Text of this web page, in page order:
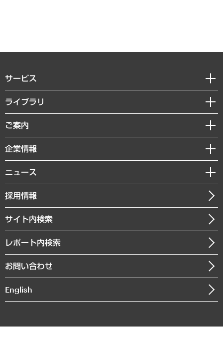
サービス
経営戦略
組織・人事戦略
デジタルイノベーション
共生・ダイバーシティ
GRC（ガバナンス・リスク・コンプライアンス）・防災（政策）
経済・産業・雇用・労働
まちづくり・観光・交通・スポーツ・スマートシティ
自然資源・農林水産業・食料システム
ライブラリ
経済調査
レポート
コラム
経営用語集
受託・受注実績（官公庁関連）
メディア掲載・出演
ご案内
セミナー・イベント情報
MUFGビジネスセミナー
受託案件情報
企業情報
私たちの想い
社長メッセージ
会社概要
沿革
組織図・本部部室紹介
インドネシア現地法人
個人情報保護方針
ニュース
ニュースリリース
お知らせ
採用情報
サイト内検索
レポート内検索
お問い合わせ
English